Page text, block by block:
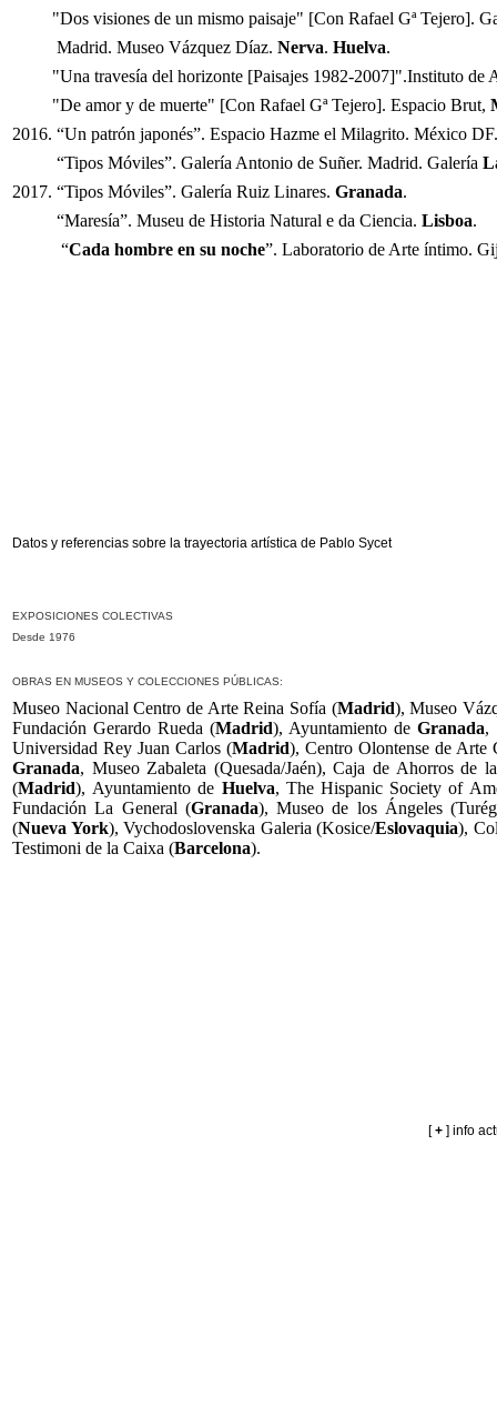
"Dos visiones de un mismo paisaje" [Con Rafael Gª Tejero].
Madrid. Museo Vázquez Díaz. Nerva. Huelva.
"Una travesía del horizonte [Paisajes 1982-2007]".Instituto de
"De amor y de muerte" [Con Rafael Gª Tejero]. Espacio Brut,
2016. “Un patrón japonés”. Espacio Hazme el Milagrito. México DF.
“Tipos Móviles”. Galería Antonio de Suñer. Madrid. Galería
2017. “Tipos Móviles”. Galería Ruiz Linares. Granada.
“Maresía”. Museu de Historia Natural e da Ciencia. Lisboa.
“Cada hombre en su noche”. Laboratorio de Arte íntimo.
Datos y referencias sobre la trayectoria artística de Pablo Sycet
EXPOSICIONES COLECTIVAS
Desde 1976
OBRAS EN MUSEOS Y COLECCIONES PÚBLICAS:
Museo Nacional Centro de Arte Reina Sofía (Madrid), Museo
Fundación Gerardo Rueda (Madrid), Ayuntamiento deGranada,
Universidad Rey Juan Carlos (Madrid), Centro Olontense de Arte
Granada, Museo Zabaleta (Quesada/Jaén), Caja de Ahorros de
(Madrid), Ayuntamiento de Huelva, The Hispanic Society of
Fundación La General (Granada), Museo de los Ángeles
(Nueva York), Vychodoslovenska Galeria (Kosice/Eslovaquia),
Testimoni de la Caixa (Barcelona).
[+ ] info